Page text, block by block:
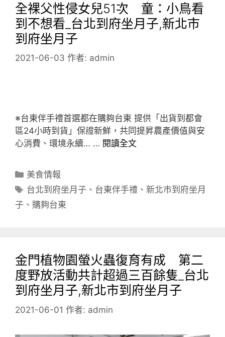
全裸父性侵女兒51次 童：小鳥看
到不想看_台北到府坐月子,新北市
到府坐月子
2021-06-03 作者: admin
※台東伴手禮首選都在購夠台東 提供「出貨到都會
區24小時到貨」保證新鮮，共同提昇農產價值與安
心消費、環境永續… … 閱讀全文
分
類
美食情報
標
籤
台北到府坐月子 、 台東伴手禮 、新北市到府坐月
子 、 購夠台東
金門植物園螢火蟲復育有成 第二
度野放活動共計超過三百餘隻_台北
到府坐月子,新北市到府坐月子
2021-06-01 作者: admin